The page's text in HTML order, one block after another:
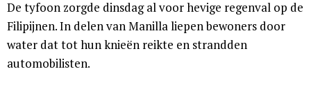
De tyfoon zorgde dinsdag al voor hevige regenval op de
Filipijnen. In delen van Manilla liepen bewoners door
water dat tot hun knieën reikte en strandden
automobilisten.